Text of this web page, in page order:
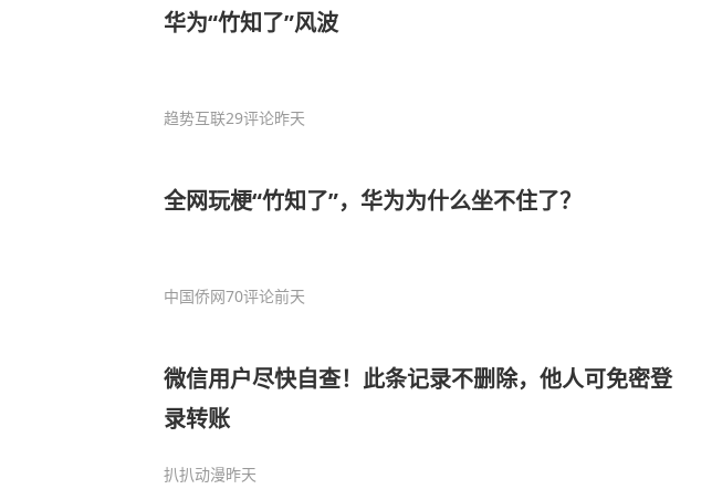
华为“竹知了”风波
趋势互联29评论昨天
全网玩梗“竹知了”，华为为什么坐不住了？
中国侨网70评论前天
微信用户尽快自查！此条记录不删除，他人可免密登
录转账
扒扒动漫昨天